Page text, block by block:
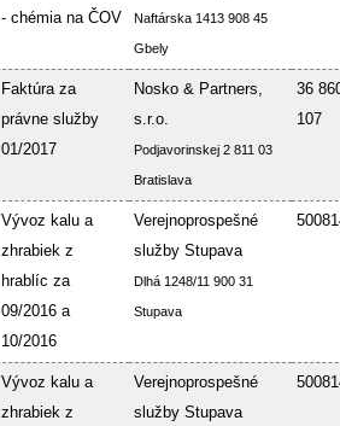
- chémia na ČOV
Naftárska 1413 908 45
Gbely
Faktúra za
právne služby
01/2017
Nosko & Partners,
s.r.o.
Podjavorinskej 2 811 03
Bratislava
36
107
Vývoz kalu a
zhrabiek z
hrablíc za
09/2016 a
10/2016
Verejnoprospešné
služby Stupava
Dlhá 1248/11 900 31
Stupava
Vývoz kalu a
zhrabiek z
Verejnoprospešné
služby Stupava